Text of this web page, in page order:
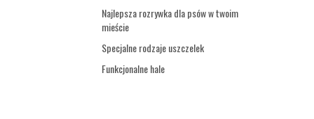
Najlepsza rozrywka dla psów w twoim
mieście
Specjalne rodzaje uszczelek
Funkcjonalne hale